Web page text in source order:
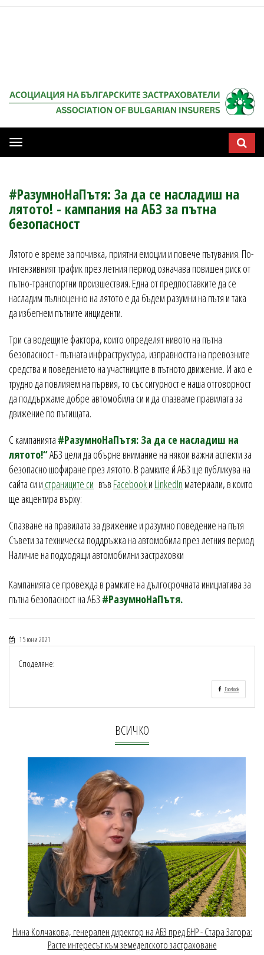
Мобилна
навигация
#РазумноНаПътя: За да се насладиш на
лятото! - кампания на АБЗ за пътна
безопасност
Лятото е време за почивка, приятни емоции и повече пътувания. По-
интензивният трафик през летния период означава повишен риск от
пътно-транспортни произшествия. Една от предпоставките да се
насладим пълноценно на лятото е да бъдем разумни на пътя и така
да избегнем пътните инциденти.
Три са водещите фактора, които определят нивото на пътна
безопасност - пътната инфраструктура, изправността на превозните
средства и поведението на участниците в пътното движение. И ако е
трудно да повлияем на първия, то със сигурност е наша отговорност
да поддържаме добре автомобила си и да спазваме правилата за
движение по пътищата.
С кампанията #РазумноНаПътя: За да се насладиш на
лятото!“АБЗ цели да обърне внимание на някои важни аспекти за
безопасно шофиране през лятото. В рамките й АБЗ ще публикува на
сайта си и страниците си във Facebookи LinkedIn материали, в които
ще акцентира върху:
Спазване на правилата за движение и разумно поведение на пътя
Съвети за техническа поддръжка на автомобила през летния период
Наличие на подходящи автомобилни застраховки
Кампанията се провежда в рамките на дългосрочната инициатива за
пътна безопасност на АБЗ #РазумноНаПътя.
15 юни 2021
Споделяне:
Facebook
ВСИЧКО
Нина Колчакова, генерален директор на АБЗ пред БНР - Стара Загора:
Расте интересът към земеделското застраховане